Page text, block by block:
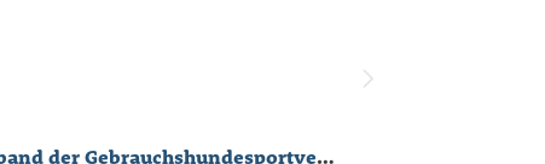
Sportverein der Hundefreunde Solingen-Merscheid 1956 e.V. Mitglied im Deutschen Verband der Gebrauchshundesportvereine e.V.